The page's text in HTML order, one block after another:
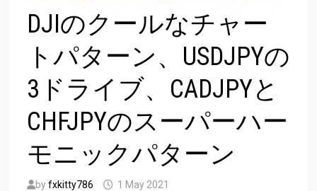
DJIのクールなチャー
トパターン、USDJPYの
3ドライブ、CADJPYと
CHFJPYのスーパーハー
モニックパターン
byfxkitty786 1 May 2021